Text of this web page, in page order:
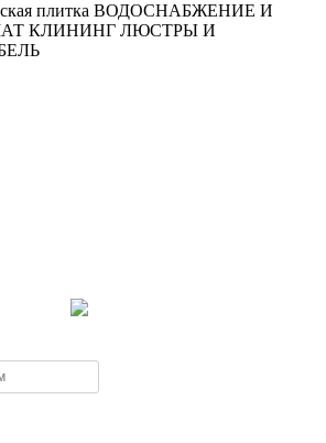
плитка ВОДОСНАБЖЕНИЕ И
КЛИНИНГ ЛЮСТРЫ И